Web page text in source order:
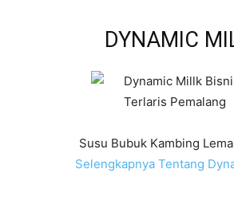
DYNAMIC
Susu Bubuk Kambing
Selengkapnya Tentang